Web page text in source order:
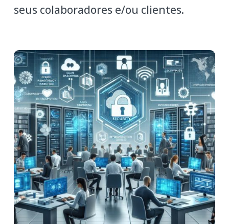
seus colaboradores e/ou clientes.